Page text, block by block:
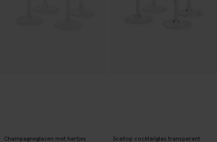
Champagneglazen met hartjes
Scallop cocktailglas transparant